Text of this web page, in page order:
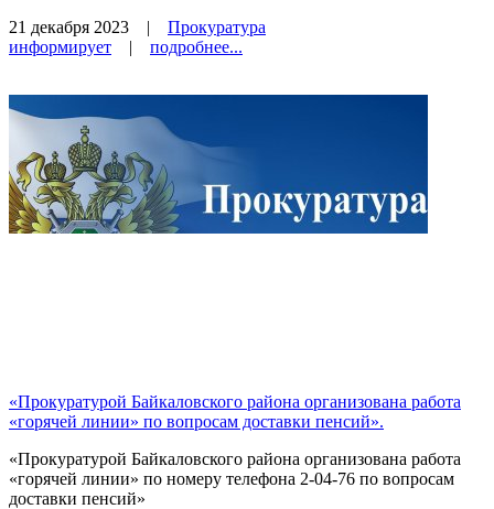
21 декабря 2023 | Прокуратура
информирует | подробнее...
«Прокуратурой Байкаловского района организована работа
«горячей линии» по вопросам доставки пенсий».
«Прокуратурой Байкаловского района организована работа
«горячей линии» по номеру телефона 2-04-76 по вопросам
доставки пенсий»